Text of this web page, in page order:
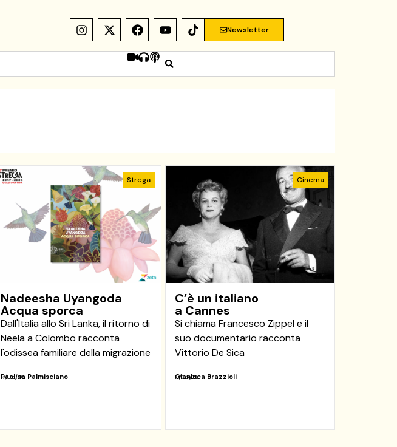
Newsletter
Strega
Nadeesha Uyangoda
Acqua sporca
Dall'Italia allo Sri Lanka, il ritorno di
Neela a Colombo racconta
l'odissea familiare della migrazione
17/05/26
Paolina Palmisciano
Cinema
C’è un italiano
a Cannes
Si chiama Francesco Zippel e il
suo documentario racconta
Vittorio De Sica
17/05/26
Gianluca Brazzioli